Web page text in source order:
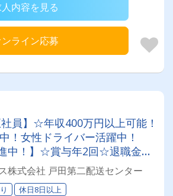
内容を見る
ライン応募
社員】☆年収400万円以上可能！
！女性ドライバー活躍中！
中！】☆賞与年2回☆退職金ア
あり☆景気に左右されない安
献度の高い仕事を始めよう♪
株式会社 戸田第二配送センター
休日8日以上